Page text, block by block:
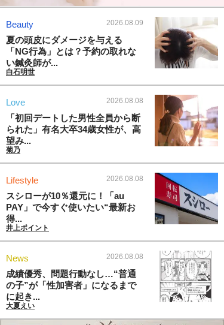
Beauty 2026.08.09
夏の頭皮にダメージを与える
「NG行為」とは？予約の取れな
い鍼灸師が...
白石明世
Love 2026.08.08
「初回デートした男性全員から断
られた」有名大卒34歳女性が、高
望み...
菊乃
Lifestyle 2026.08.08
スシローが10％還元に！「au
PAY」で今すぐ使いたい“最新お
得...
井上ポイント
News 2026.08.08
成績優秀、問題行動なし…“普通
の子”が「性加害者」になるまで
に起き...
大夏えい